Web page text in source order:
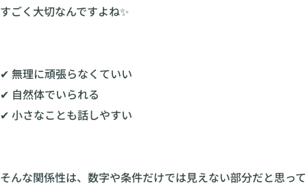
すごく大切なんですよね✨
✔ 無理に頑張らなくていい
✔ 自然体でいられる
✔ 小さなことも話しやすい
そんな関係性は、数字や条件だけでは見えない部分だと思って